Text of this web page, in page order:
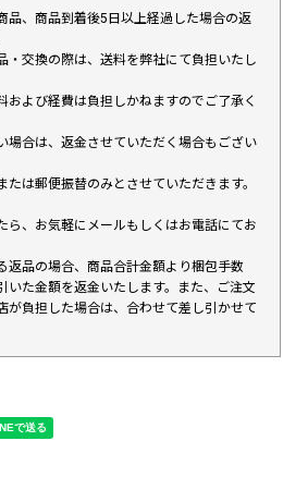
品、商品到着後5日以上経過した場合の返
・交換の際は、送料を弊社にて負担いたし
および経費は負担しかねますのでご了承く
場合は、返金させていただく場合もござい
たは郵便振替のみとさせていただきます。
ら、お気軽にメールもしくはお電話にてお
返品の場合、商品合計金額より梱包手数
いた金額を返金いたします。また、ご注文
が負担した場合は、合わせて差し引かせて